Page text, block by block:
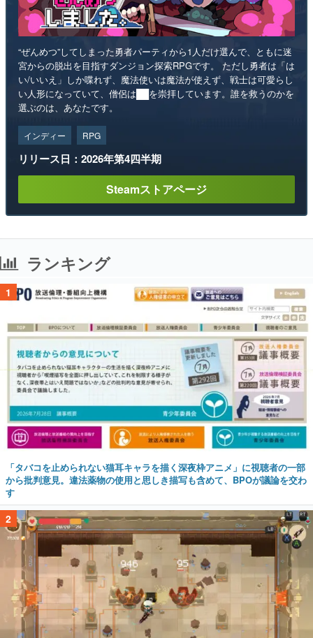
“ぜんめつ”してしまった勇者パーティから1人だけ選んで、ともに迷
宮からの脱出を目指すダンジョン探索RPGです。 ただし勇者は「は
い/いいえ」しか喋れず、魔法使いは魔法が使えず、戦士は可愛らし
い人形になっていて、僧侶は██を崇拝しています。誰を救うのかを
選ぶのは、あなたです。
インディー RPG
リリース日：2026年第4四半期
Steamストアページ
ランキング
1
「タバコを止められない猫耳キャラを描く深夜枠アニメ」に視聴者の一部
から批判意見。違法薬物の使用と思しき描写も含めて、BPOが議論を交わ
す
2